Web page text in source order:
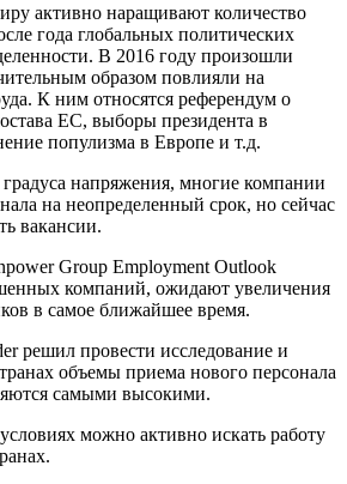
активно наращивают количество
года глобальных политических
В 2016 году произошли
образом повлияли на
К ним относятся референдум о
ЕС, выборы президента в
популизма в Европе и т.д.
напряжения, многие компании
на неопределенный срок, но сейчас
вакансии.
Group Employment Outlook
компаний, ожидают увеличения
в самое ближайшее время.
решил провести исследование и
объемы приема нового персонала
самыми высокими.
можно активно искать работу